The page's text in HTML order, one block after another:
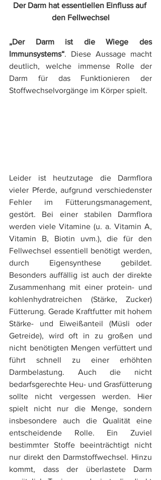
Der Darm hat essentiellen Einfluss auf
den Fellwechsel
„Der Darm ist die Wiege des
Immunsystems“. Diese Aussage macht
deutlich, welche immense Rolle der
Darm für das Funktionieren der
Stoffwechselvorgänge im Körper spielt.
Leider ist heutzutage die Darmflora
vieler Pferde, aufgrund verschiedenster
Fehler im Fütterungsmanagement,
gestört. Bei einer stabilen Darmflora
werden viele Vitamine (u. a. Vitamin A,
Vitamin B, Biotin uvm.), die für den
Fellwechsel essentiell benötigt werden,
durch Eigensynthese gebildet.
Besonders auffällig ist auch der direkte
Zusammenhang mit einer protein- und
kohlenhydratreichen (Stärke, Zucker)
Fütterung. Gerade Kraftfutter mit hohem
Stärke- und Eiweißanteil (Müsli oder
Getreide), wird oft in zu großen und
nicht benötigten Mengen verfüttert und
führt schnell zu einer erhöhten
Darmbelastung. Auch die nicht
bedarfsgerechte Heu- und Grasfütterung
sollte nicht vergessen werden. Hier
spielt nicht nur die Menge, sondern
insbesondere auch die Qualität eine
entscheidende Rolle. Ein Zuviel
bestimmter Stoffe beeinträchtigt nicht
nur direkt den Darmstoffwechsel. Hinzu
kommt, dass der überlastete Darm